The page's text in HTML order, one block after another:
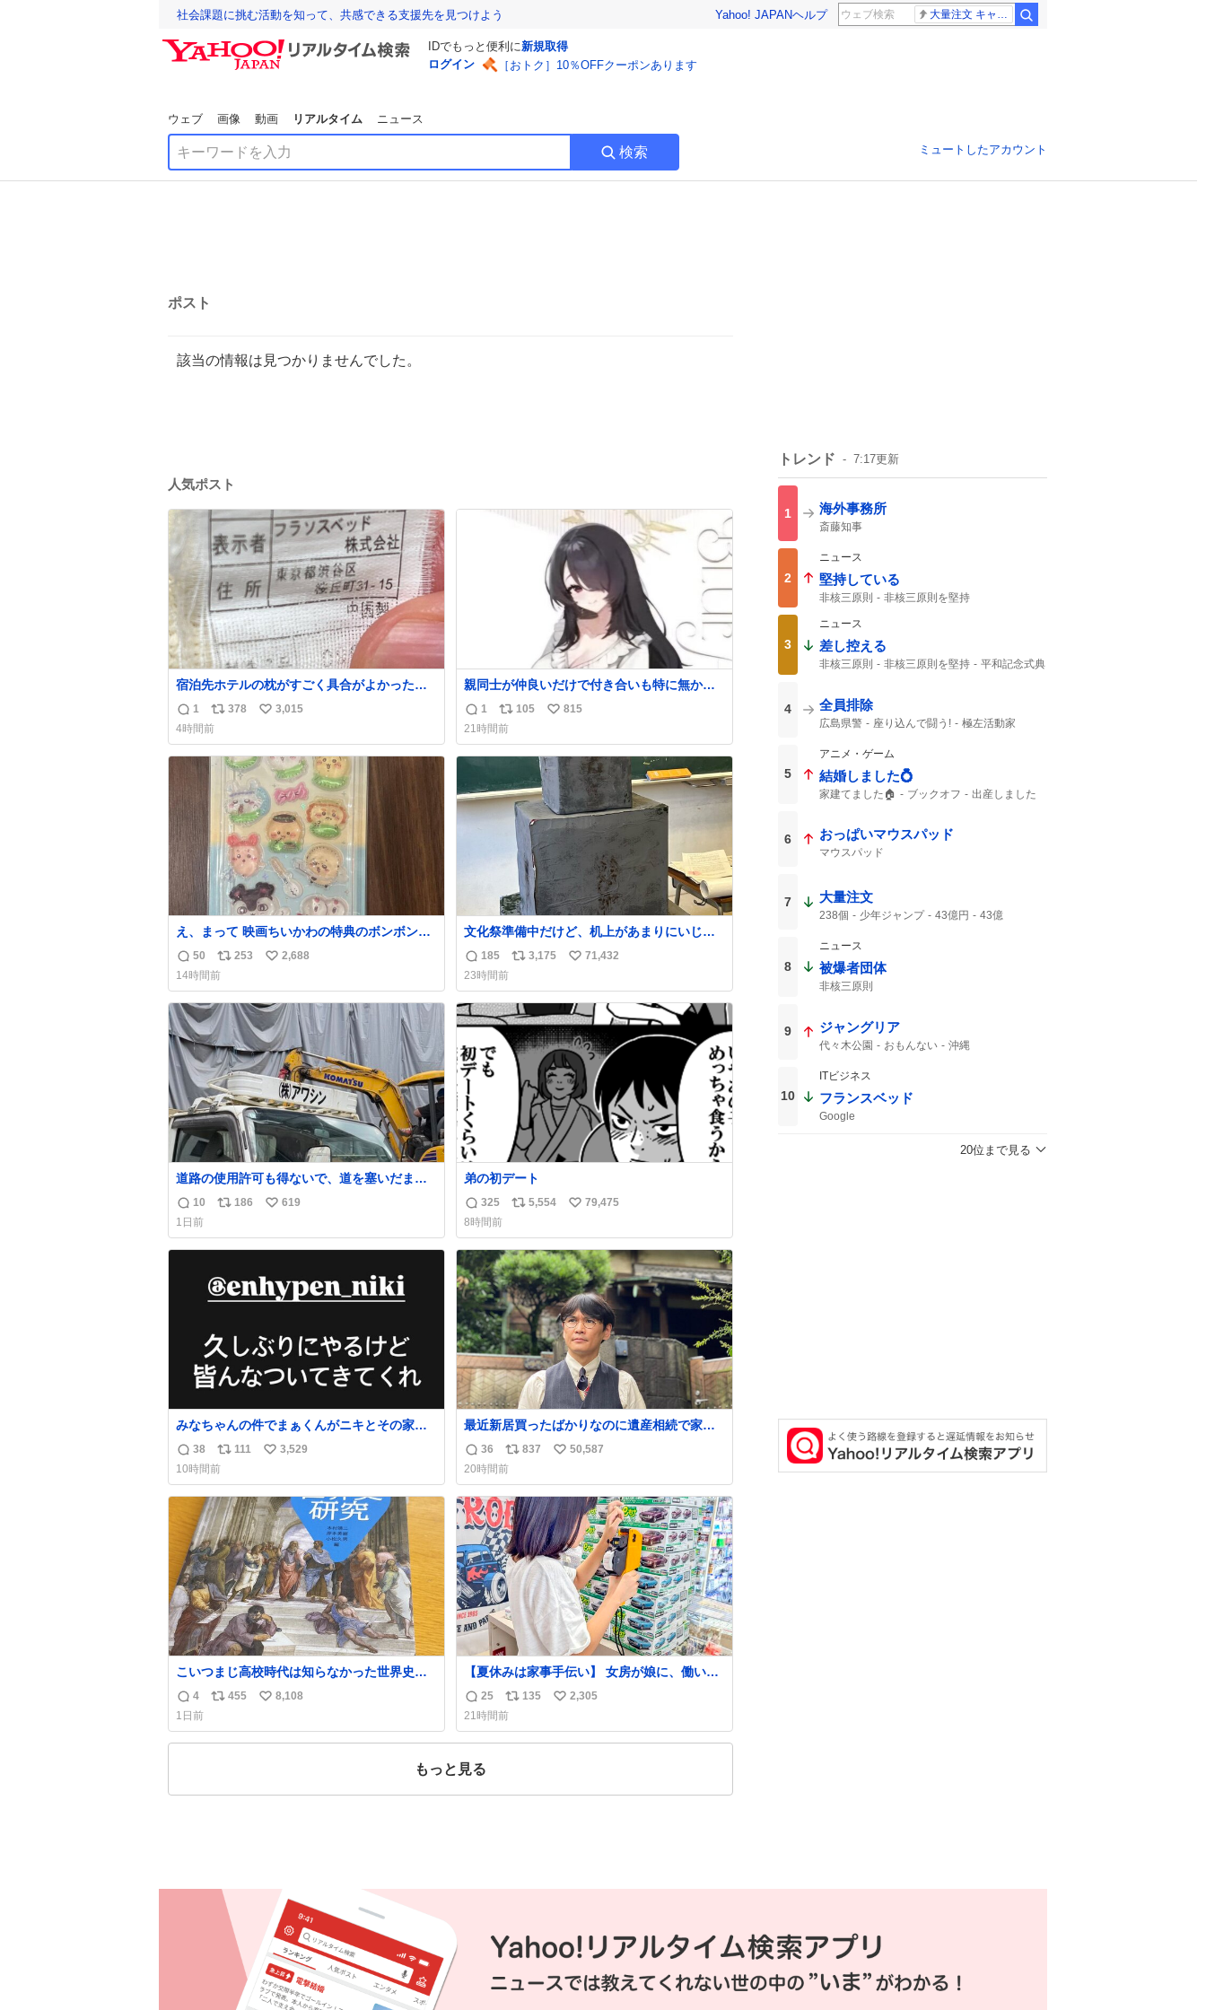
社会課題に挑む活動を知って、共感できる支援先を見つけよう Yahoo! JAPANヘルプ 大量注文 キャンセル
IDでもっと便利に新規取得
ログイン
［おトク］10％OFFクーポンあります
ウェブ 画像 動画 リアルタイム ニュース
検索 ミュートしたアカウント
ポスト
該当の情報は見つかりませんでした。
人気ポスト
宿泊先ホテルの枕がすごく具合がよかったの
でどこのメーカーだろうとタグを見たら フラ
ソスベッド という聞いたことのない会社で困
ってる。該当の渋谷区の住所にもそんな会社
ないっぽいし。Googleで尋ねてもフランスベ
ッドっていうパチモンみたいな名前の会社の
ことしか教えてくれないし詰んでる
返
信
数
1
リ
ポ
ス
378
い
ね
3,015
4時間前
親同士が仲良いだけで付き合いも特に無かっ
たお隣の家に自分とこの親が外せない用事が
あるからと半ば強制的に預けられて空き部屋
が無いからたまに見かけるけどロクに会話し
たことも無い一人娘と同じ部屋で寝るように
言われ恐る恐る部屋の扉を開けた先にこの光
景が待ってた時の少年の反応を答えよ
返
信
数
1
リ
ポ
ス
数
105
い
ね
数
815
21時間前
え、まって 映画ちいかわの特典のボンボンド
ロップシール もうメルカリにでてるやん #ち
いかわ
返
信
数
50
リ
ポ
ス
ト
数
253
い
ね
数
2,688
14時間前
文化祭準備中だけど、机上があまりにいじめ
っぽすぎる
返
信
数
185
リ
ス
ト
数
3,175
い
ね
数
71,432
23時間前
道路の使用許可も得ないで、道を塞いだまま
解体作業してる。 写真を撮ろうとしたら「勝
手に写真撮るな馬鹿野郎」と罵倒されるな
ど。
返
信
数
10
リ
ス
数
186
い
ね
619
1日前
弟の初デート
返
信
数
325
リ
ス
ト
数
5,554
い
ね
数
79,475
8時間前
みなちゃんの件でまぁくんがニキとその家族
を脅してるけど絶対間違えてる。 悪いのは誹
謗中傷した人達でしょ。こんなのみなちゃん
望んでないし曲がった正義すぎる
返
信
数
38
リ
ポ
ス
ト
数
111
い
ね
数
3,529
10時間前
最近新居買ったばかりなのに遺産相続で家も
らっちゃった長男
返
信
数
36
リ
ポ
ス
ト
数
837
い
ね
数
50,587
20時間前
こいつまじ高校時代は知らなかった世界史が
溢れすぎてて𝑩𝑰𝑮 𝑳𝑶𝑽𝑬＿＿
返
信
数
4
リ
ス
455
い
ね
8,108
1日前
【夏休みは家事手伝い】 女房が娘に、働いた
らバイト代もらえば？と言ったら、娘は、い
らない、と言って黙々と働いてくれました。
あとでソフトクリーム買ってやろうと思いま
した。
返
信
数
25
リ
ポ
ス
135
い
ね
2,305
21時間前
もっと見る
トレンド 7:17更新
1 海外事務所
斎藤知事
2
ニュース
堅持している
非核三原則
非核三原則を堅持
3
ニュース
差し控える
非核三原則 非核三原則を堅持
平和記念式典
4 全員排除
広島県警 座り込んで闘う!
極左活動家
5
アニメ・ゲーム
結婚しました💍
家建てました🏠 ブックオフ
出産しました
6 おっぱいマウスパッド
マウスパッド
7 大量注文
238個 少年ジャンプ 43億円
43億
8
ニュース
被爆者団体
非核三原則
9 ジャングリア
代々木公園 おもんない 沖縄
10
ITビジネス
フランスベッド
Google
20位まで見る